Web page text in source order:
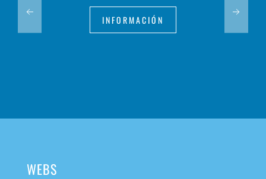
INFORMACIÓN
WEBS